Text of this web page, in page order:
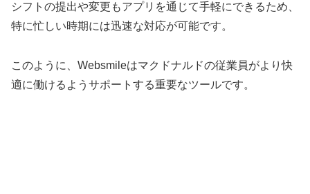
シフトの提出や変更もアプリを通じて手軽にできるため、
特に忙しい時期には迅速な対応が可能です。
このように、Websmileはマクドナルドの従業員がより快
適に働けるようサポートする重要なツールです。